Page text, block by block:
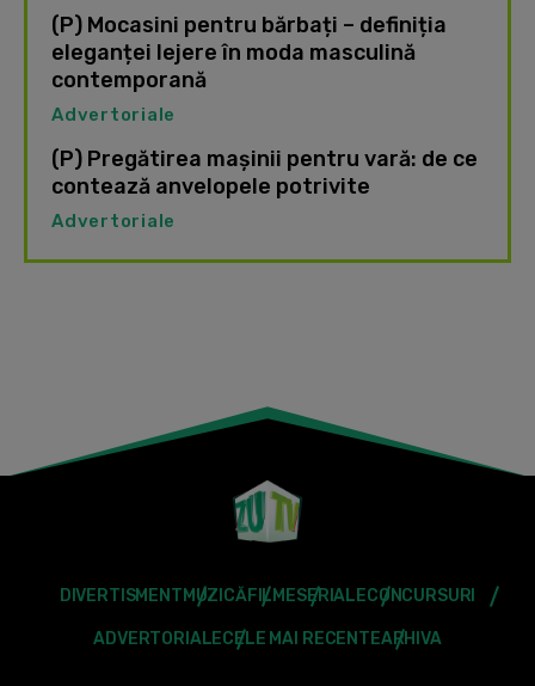
(P) Mocasini pentru bărbați – definiția
eleganței lejere în moda masculină
contemporană
Advertoriale
(P) Pregătirea mașinii pentru vară: de ce
contează anvelopele potrivite
Advertoriale
DIVERTISMENT MUZICĂFILMESERIALECONCURSURI
ADVERTORIALECELE MAI RECENTEARHIVA